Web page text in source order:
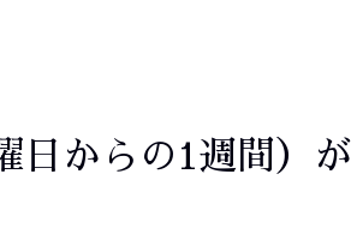
からの1週間）が